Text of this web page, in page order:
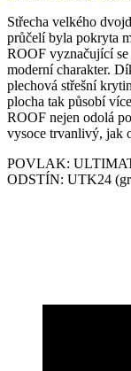
Střecha velkého
průčelí byla pokryta
ROOF vyznačující
moderní charakter.
plechová střešní
plocha tak působí
ROOF nejen odolá
vysoce trvanlivý, jak
POVLAK:
ODSTÍN: UTK24